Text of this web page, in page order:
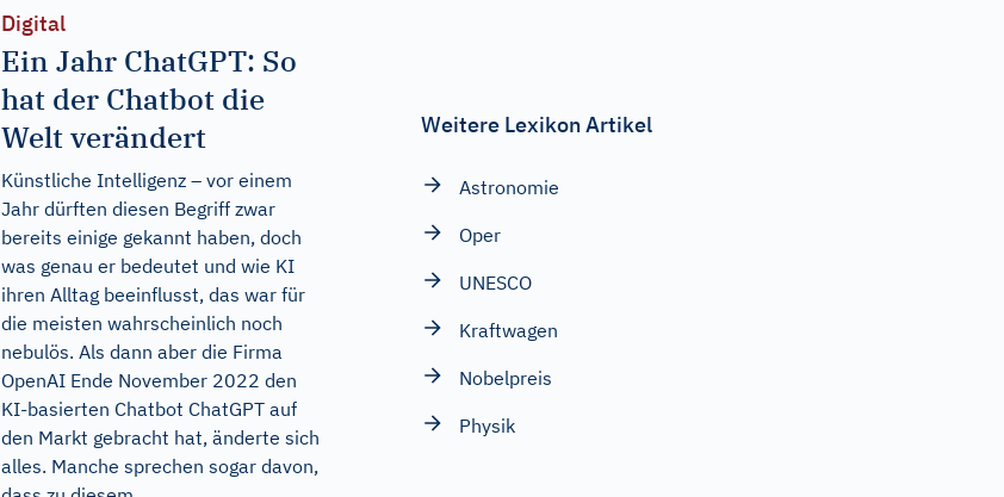
Digital
Ein Jahr ChatGPT: So
hat der Chatbot die
Welt verändert
Künstliche Intelligenz – vor einem
Jahr dürften diesen Begriff zwar
bereits einige gekannt haben, doch
was genau er bedeutet und wie KI
ihren Alltag beeinflusst, das war für
die meisten wahrscheinlich noch
nebulös. Als dann aber die Firma
OpenAI Ende November 2022 den
KI-basierten Chatbot ChatGPT auf
den Markt gebracht hat, änderte sich
alles. Manche sprechen sogar davon,
Weitere Lexikon Artikel
Astronomie
Oper
UNESCO
Kraftwagen
Nobelpreis
Physik